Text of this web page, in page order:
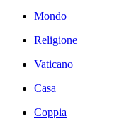
Mondo
Religione
Vaticano
Casa
Coppia